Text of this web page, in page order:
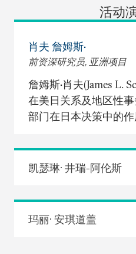
活动
肖夫 詹姆斯•
前资深研究员, 亚洲项目
詹姆斯•肖夫(James L.
在美日关系及地区性
部门在日本决策中的作
凯瑟琳· 井瑞-阿伦斯
玛丽· 安琪道盖